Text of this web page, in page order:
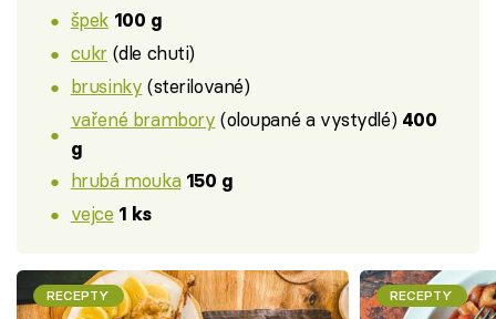
špek 100 g
cukr (dle chuti)
brusinky (sterilované)
vařené brambory (oloupané a vystydlé) 400
g
hrubá mouka 150 g
vejce 1 ks
RECEPTY RECEPTY